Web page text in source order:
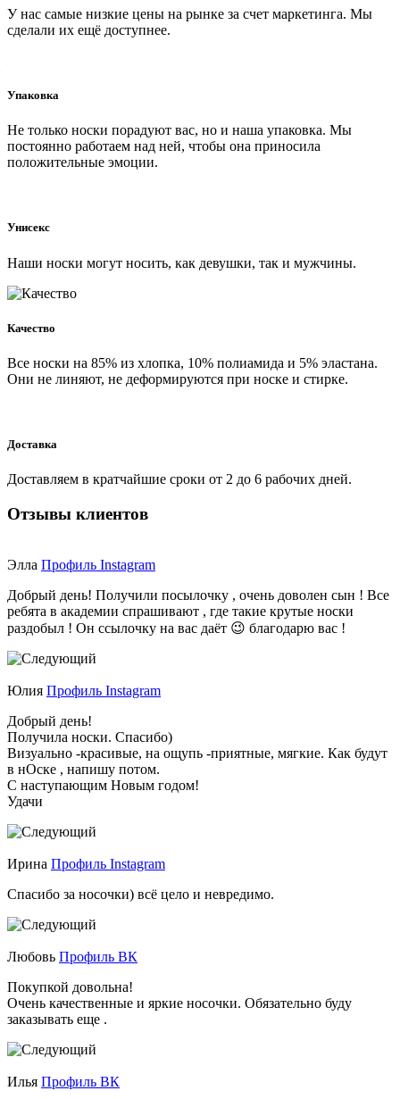
У нас самые низкие цены на рынке за счет маркетинга. Мы
сделали их ещё доступнее.
Упаковка
Не только носки порадуют вас, но и наша упаковка. Мы
постоянно работаем над ней, чтобы она приносила
положительные эмоции.
Унисекс
Наши носки могут носить, как девушки, так и мужчины.
Качество
Все носки на 85% из хлопка, 10% полиамида и 5% эластана.
Они не линяют, не деформируются при носке и стирке.
Доставка
Доставляем в кратчайшие сроки от 2 до 6 рабочих дней.
Отзывы клиентов
Элла Профиль Instagram
Добрый день! Получили посылочку , очень доволен сын ! Все
ребята в академии спрашивают , где такие крутые носки
раздобыл ! Он ссылочку на вас даёт 😉 благодарю вас !
Юлия Профиль Instagram
Добрый день!
Получила носки. Спасибо)
Визуально -красивые, на ощупь -приятные, мягкие. Как будут
в нОске , напишу потом.
С наступающим Новым годом!
Удачи
Ирина Профиль Instagram
Спасибо за носочки) всё цело и невредимо.
Любовь Профиль ВК
Покупкой довольна!
Очень качественные и яркие носочки. Обязательно буду
заказывать еще .
Илья Профиль ВК